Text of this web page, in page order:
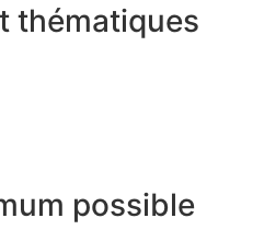
thématiques
possible